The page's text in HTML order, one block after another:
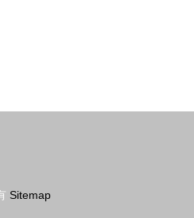
Sitemap